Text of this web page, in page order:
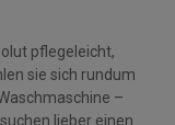
pflegeleicht,
sie sich rundum
–
lieber einen